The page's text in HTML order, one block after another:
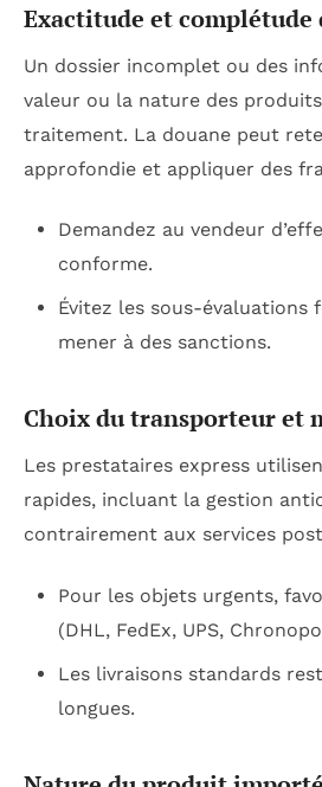
Exactitude et complétude
Un dossier incomplet ou des
valeur ou la nature des
traitement. La douane peut
approfondie et appliquer des
Demandez au vendeur
conforme.
Évitez les sous-évaluations
mener à des sanctions.
Choix du transporteur et
Les prestataires express
rapides, incluant la gestion
contrairement aux services
Pour les objets urgents,
(DHL, FedEx, UPS,
Les livraisons standards
longues.